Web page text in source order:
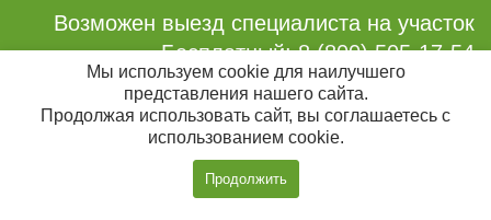
Возможен выезд специалиста на участок
Бесплатный:8 (800) 505-17-54
Сотовый:8 (906) 201-65-10
Почта:info@gnezdom.ru
Мы в соцсетях:
Позвонить
с 09:00 до 20:00
Мы используем cookie для наилучшего
представления нашего сайта.
Продолжая использовать сайт, вы соглашаетесь с
использованием cookie.
Продолжить